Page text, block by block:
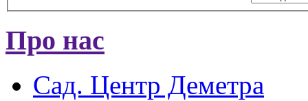
Про нас
Сад. Центр Деметра